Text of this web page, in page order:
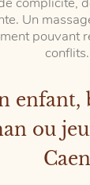
Un
pouvant
conflits.
enfant,
ou
Caen